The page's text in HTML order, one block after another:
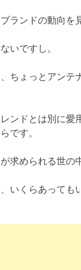
ランドの動向を
いですし。
ちょっとアンテ
ンドとは別に
です。
求められる世の中
いくらあっても